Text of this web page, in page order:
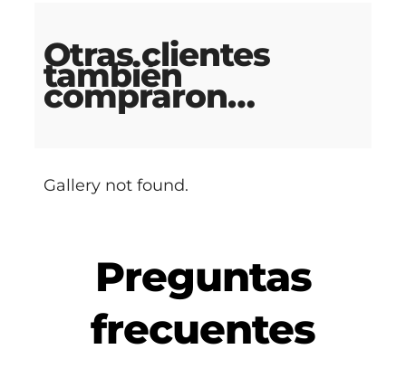
Otras clientes
también
compraron…
Gallery not found.
Preguntas
frecuentes